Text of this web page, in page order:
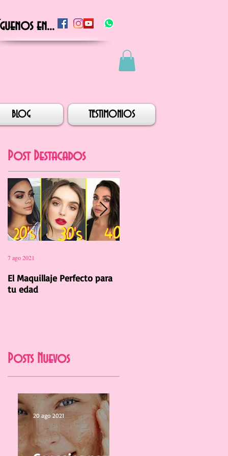
en...
BLOG TESTIMONIOS
Post Destacados
El Maquillaje Perfecto para
tu edad
7 ago 2021
Posts Nuevos
20 ago 2021